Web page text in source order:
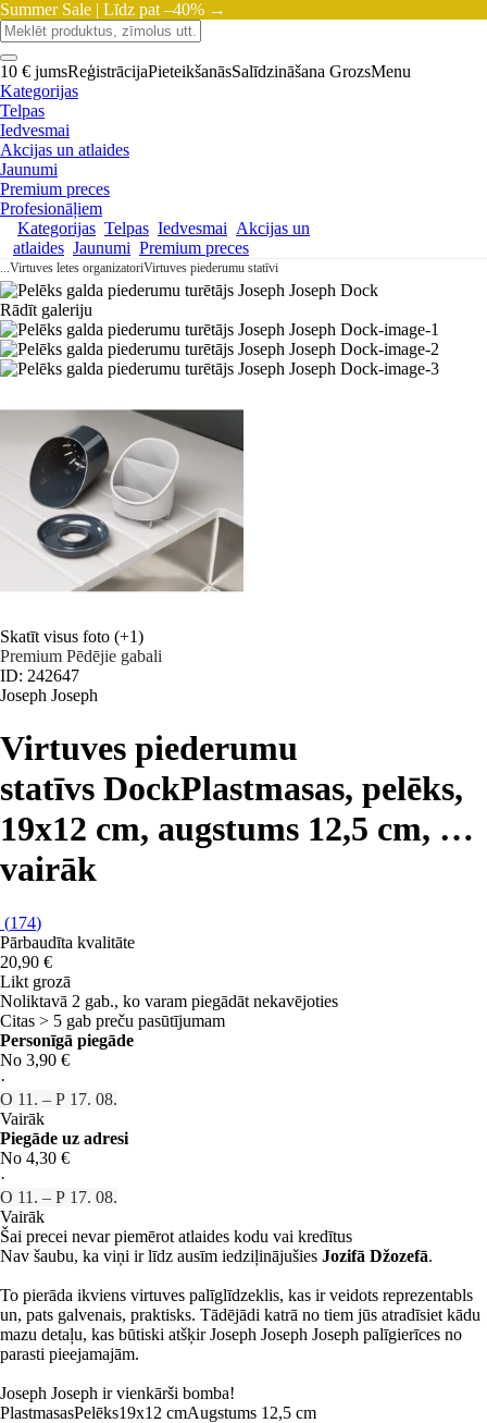
Summer Sale | Līdz pat –40% →
10 € jumsReģistrācijaPieteikšanāsSalīdzināšana GrozsMenu
Kategorijas
Telpas
Iedvesmai
Akcijas un atlaides
Jaunumi
Premium preces
Profesionāļiem
Kategorijas Telpas Iedvesmai Akcijas un
atlaides Jaunumi Premium preces
...Virtuves letes organizatoriVirtuves piederumu statīvi
Rādīt galeriju
Skatīt visus foto (+1)
Premium Pēdējie gabali
ID: 242647
Joseph Joseph
Virtuves piederumu
statīvs DockPlastmasas, pelēks,
19x12 cm, augstums 12,5 cm, …
vairāk
(174)
Pārbaudīta kvalitāte
20,90 €
Likt grozā
Noliktavā 2 gab., ko varam piegādāt nekavējoties
Citas > 5 gab preču pasūtījumam
Personīgā piegāde
No 3,90 €
·
O 11. – P 17. 08.
Vairāk
Piegāde uz adresi
No 4,30 €
·
O 11. – P 17. 08.
Vairāk
Šai precei nevar piemērot atlaides kodu vai kredītus
Nav šaubu, ka viņi ir līdz ausīm iedziļinājušies Jozifā Džozefā.
To pierāda ikviens virtuves palīglīdzeklis, kas ir veidots reprezentabls
un, pats galvenais, praktisks. Tādējādi katrā no tiem jūs atradīsiet kādu
mazu detaļu, kas būtiski atšķir Joseph Joseph Joseph palīgierīces no
parasti pieejamajām.
Joseph Joseph ir vienkārši bomba!
PlastmasasPelēks19x12 cmAugstums 12,5 cm